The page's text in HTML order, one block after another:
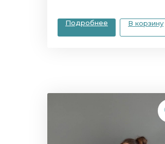
Подробнее В корзину